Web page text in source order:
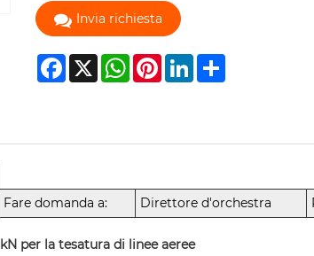
Invia richiesta
Facebook
X WhatsApp
PinterestLinkedInShare
Fare domanda a: Direttore d'orchestra
per la tesatura di linee aeree